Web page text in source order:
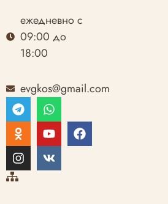
ежедневно с
09:00 до
18:00
evgkos@gmail.com